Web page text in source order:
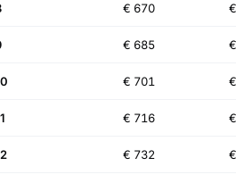
€ 670
€ 685
€ 701
€ 716
€ 732